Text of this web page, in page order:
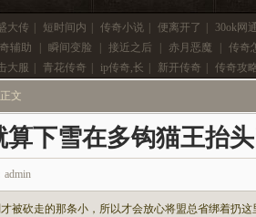
大传 短时间内 传奇小说 便离开了
30ok网
辅助 瞬间变脸 接近之后 赤月恶魔
传奇
大服 青花传奇 ip传奇,长 新开传奇 传奇攻
文
算下雪在多钩猫王抬
admin
被砍走的那条小，所以才会放心将盟总省绑着扔